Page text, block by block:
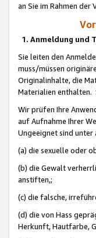
an Sie im Rahmen
1. Anmeldung und
Sie leiten den
muss/müssen
Originalinhalte, die
Materialien enthalten.
Wir prüfen Ihre
auf Aufnahme Ihrer
Ungeeignet sind unter
(a) die sexuelle oder
(b) die Gewalt
anstiften,;
(c) die falsche,
(d) die von Hass
Herkunft, Hautfarbe,